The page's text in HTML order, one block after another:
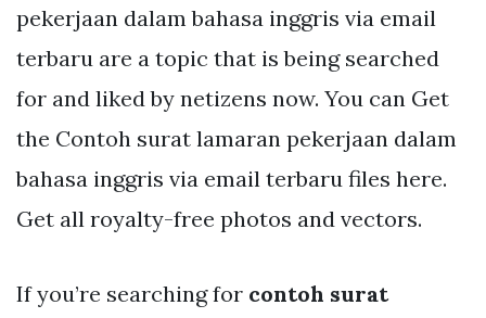
pekerjaan dalam bahasa inggris via email
terbaru are a topic that is being searched
for and liked by netizens now. You can Get
the Contoh surat lamaran pekerjaan dalam
bahasa inggris via email terbaru files here.
Get all royalty-free photos and vectors.
If you’re searching for contoh surat